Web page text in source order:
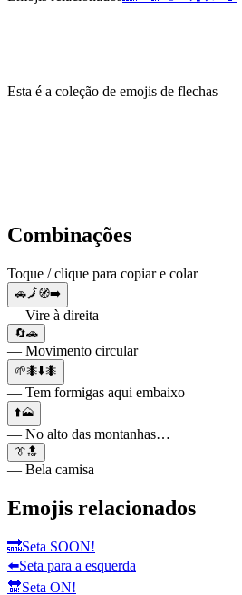
Esta é a coleção de emojis de flechas
Combinações
Toque / clique para copiar e colar
🚗🗾🧭➡️
— Vire à direita
🔄🚗
— Movimento circular
🌱🐜⬇️🐜
— Tem formigas aqui embaixo
⬆️🗻
— No alto das montanhas…
👔🔝
— Bela camisa
Emojis relacionados
🔜Seta SOON!
⬅️Seta para a esquerda
🔛Seta ON!